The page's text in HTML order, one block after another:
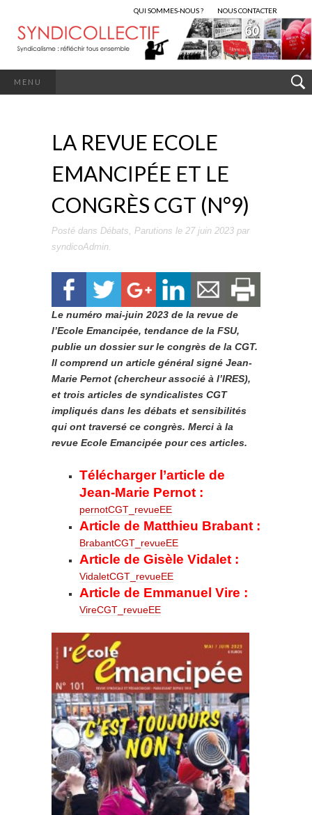
QUI SOMMES-NOUS ? NOUS CONTACTER
MENU
LA REVUE ECOLE
EMANCIPÉE ET LE
CONGRÈS CGT (N°9)
Posté dans Débats, Parutions le 27 juin 2023 par
syndicoAdmin.
Le numéro mai-juin 2023 de la revue de
l’Ecole Emancipée, tendance de la FSU,
publie un dossier sur le congrès de la CGT.
Il comprend un article général signé Jean-
Marie Pernot (chercheur associé à l’IRES),
et trois articles de syndicalistes CGT
impliqués dans les débats et sensibilités
qui ont traversé ce congrès. Merci à la
revue Ecole Emancipée pour ces articles.
Télécharger l’article de
Jean-Marie Pernot :
pernotCGT_revueEE
Article de Matthieu Brabant :
BrabantCGT_revueEE
Article de Gisèle Vidalet :
VidaletCGT_revueEE
Article de Emmanuel Vire :
VireCGT_revueEE